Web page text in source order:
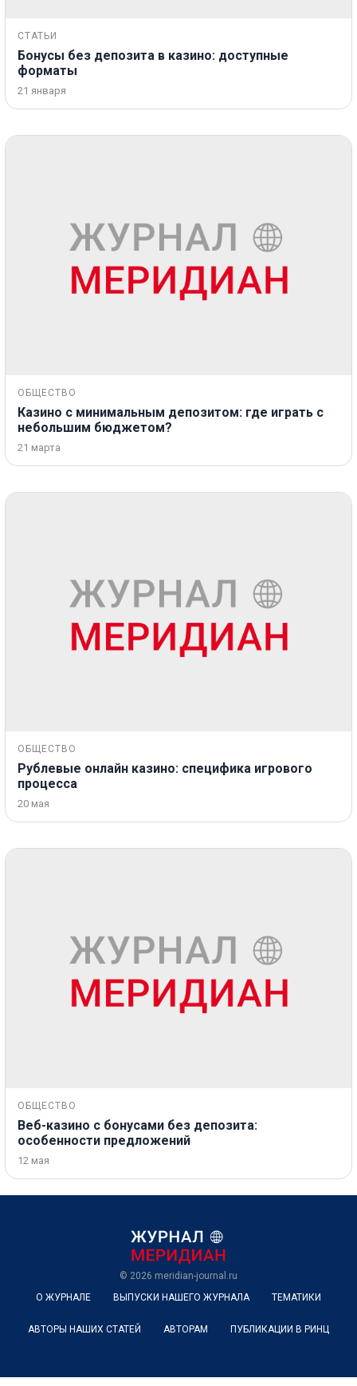
СТАТЬИ
Бонусы без депозита в казино: доступные
форматы
21 января
ОБЩЕСТВО
Казино с минимальным депозитом: где играть с
небольшим бюджетом?
21 марта
ОБЩЕСТВО
Рублевые онлайн казино: специфика игрового
процесса
20 мая
ОБЩЕСТВО
Веб-казино с бонусами без депозита:
особенности предложений
12 мая
© 2026 meridian-journal.ru
О ЖУРНАЛЕ
ВЫПУСКИ НАШЕГО ЖУРНАЛА ТЕМАТИКИ
АВТОРЫ НАШИХ СТАТЕЙ АВТОРАМ ПУБЛИКАЦИИ В РИНЦ